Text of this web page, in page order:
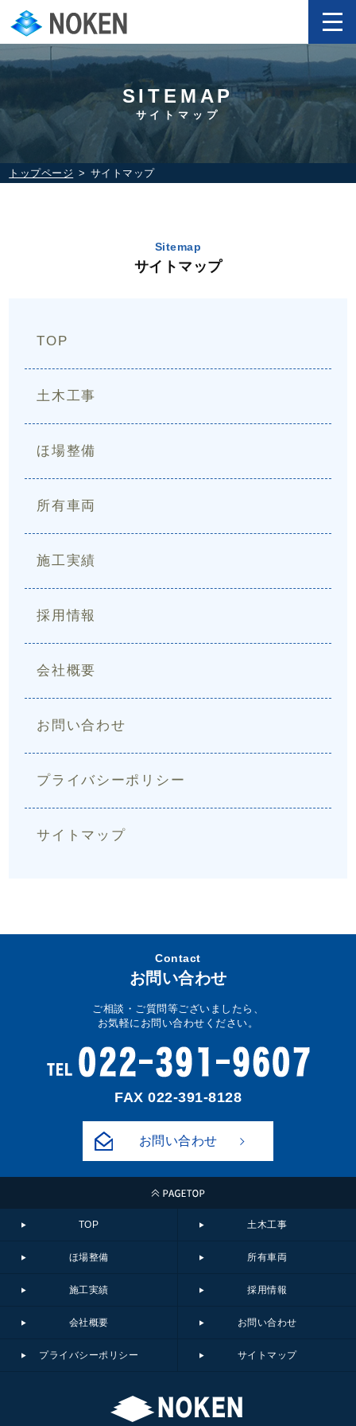
SITEMAP
サイトマップ
トップページ サイトマップ
Sitemap
サイトマップ
TOP
土木工事
ほ場整備
所有車両
施工実績
採用情報
会社概要
お問い合わせ
プライバシーポリシー
サイトマップ
Contact
お問い合わせ
ご相談・ご質問等ございましたら、
お気軽にお問い合わせください。
FAX 022-391-8128
お問い合わせ
TOP 土木工事
ほ場整備 所有車両
施工実績 採用情報
会社概要 お問い合わせ
プライバシーポリシー サイトマップ